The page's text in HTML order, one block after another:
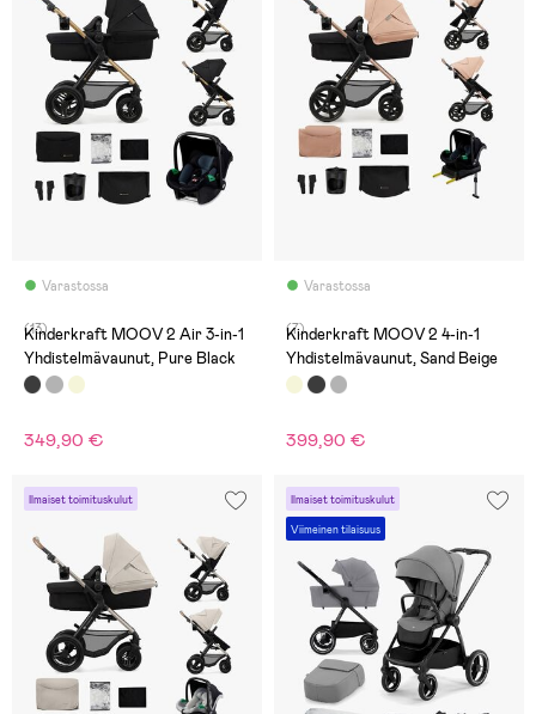
Varastossa
(13)
Kinderkraft MOOV 2 Air 3-in-1
Yhdistelmävaunut, Pure Black
349,90 €
Varastossa
(7)
Kinderkraft MOOV 2 4-in-1
Yhdistelmävaunut, Sand Beige
399,90 €
Ilmaiset toimituskulut Ilmaiset toimituskulut
Viimeinen tilaisuus